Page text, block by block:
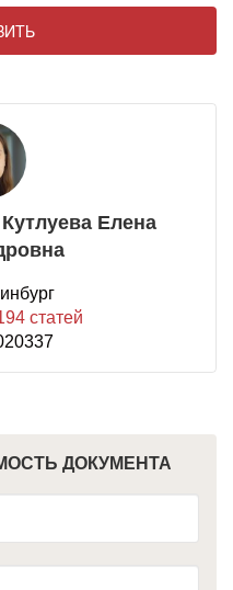
Елена
статей
ДОКУМЕНТА